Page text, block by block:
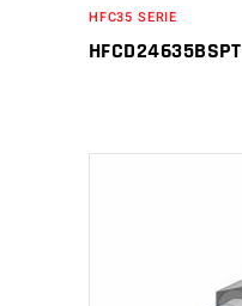
HFC35 SERIE
HFCD24635BSPT